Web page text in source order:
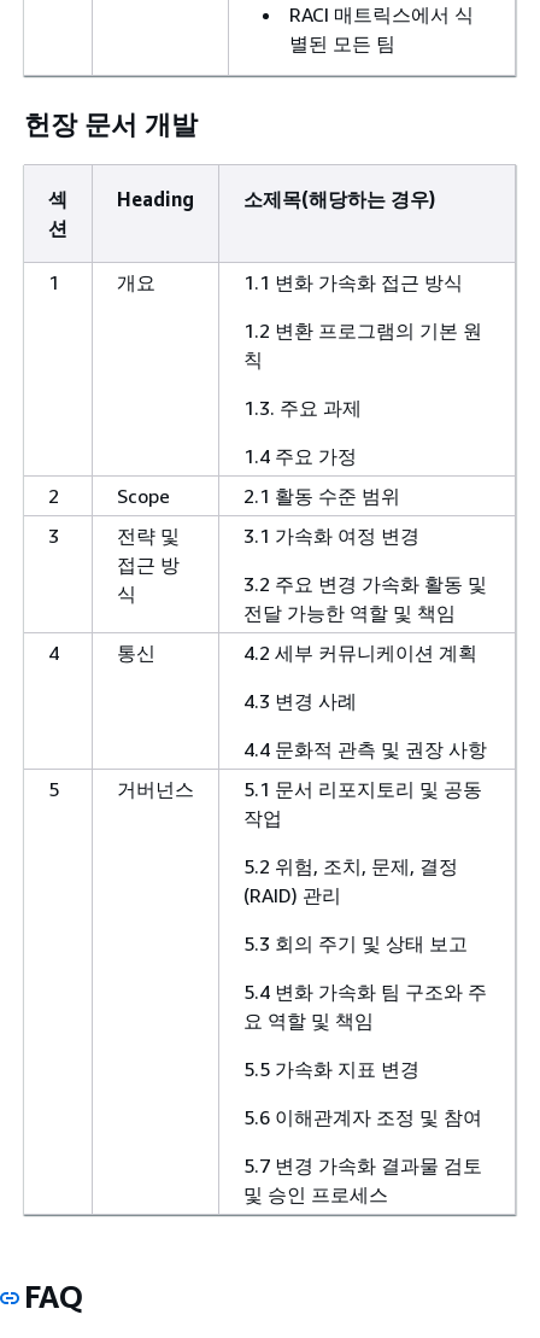
RACI 매트릭스에서 식
별된 모든 팀
헌장 문서 개발
섹
션
Heading 소제목(해당하는 경우)
1 개요
1.1 변화 가속화 접근 방식
1.2 변환 프로그램의 기본 원
칙
1.3. 주요 과제
1.4 주요 가정
2
Scope
2.1 활동 수준 범위
3
전략 및
접근 방
식
3.1 가속화 여정 변경
3.2 주요 변경 가속화 활동 및
전달 가능한 역할 및 책임
4
통신
4.2 세부 커뮤니케이션 계획
4.3 변경 사례
4.4 문화적 관측 및 권장 사항
5
거버넌스
5.1 문서 리포지토리 및 공동
작업
5.2 위험, 조치, 문제, 결정
(RAID) 관리
5.3 회의 주기 및 상태 보고
5.4 변화 가속화 팀 구조와 주
요 역할 및 책임
5.5 가속화 지표 변경
5.6 이해관계자 조정 및 참여
5.7 변경 가속화 결과물 검토
및 승인 프로세스
FAQ